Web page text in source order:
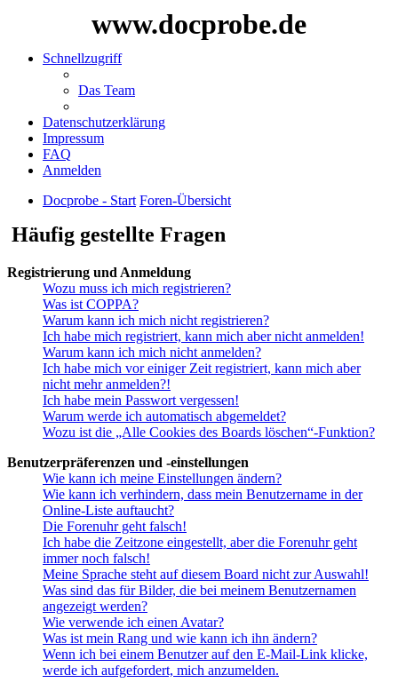
www.docprobe.de
Schnellzugriff
Das Team
Datenschutzerklärung
Impressum
FAQ
Anmelden
Docprobe - Start Foren-Übersicht
Häufig gestellte Fragen
Registrierung und Anmeldung
Wozu muss ich mich registrieren?
Was ist COPPA?
Warum kann ich mich nicht registrieren?
Ich habe mich registriert, kann mich aber nicht anmelden!
Warum kann ich mich nicht anmelden?
Ich habe mich vor einiger Zeit registriert, kann mich aber
nicht mehr anmelden?!
Ich habe mein Passwort vergessen!
Warum werde ich automatisch abgemeldet?
Wozu ist die „Alle Cookies des Boards löschen“-Funktion?
Benutzerpräferenzen und -einstellungen
Wie kann ich meine Einstellungen ändern?
Wie kann ich verhindern, dass mein Benutzername in der
Online-Liste auftaucht?
Die Forenuhr geht falsch!
Ich habe die Zeitzone eingestellt, aber die Forenuhr geht
immer noch falsch!
Meine Sprache steht auf diesem Board nicht zur Auswahl!
Was sind das für Bilder, die bei meinem Benutzernamen
angezeigt werden?
Wie verwende ich einen Avatar?
Was ist mein Rang und wie kann ich ihn ändern?
Wenn ich bei einem Benutzer auf den E-Mail-Link klicke,
werde ich aufgefordert, mich anzumelden.